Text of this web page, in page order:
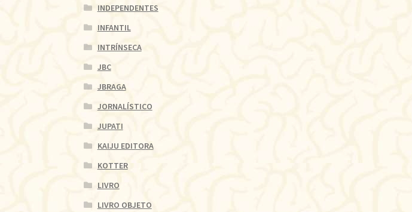
INDEPENDENTES
INFANTIL
INTRÍNSECA
JBC
JBRAGA
JORNALÍSTICO
JUPATI
KAIJU EDITORA
KOTTER
LIVRO
LIVRO OBJETO